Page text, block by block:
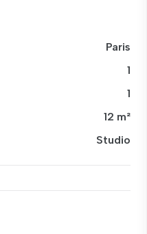
Paris
1
1
12 m²
Studio